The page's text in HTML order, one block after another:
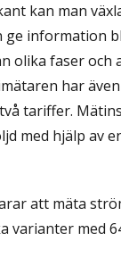
kan man
ge information
olika faser och
har
tariffer.
med hjälp av
att mäta
varianter med